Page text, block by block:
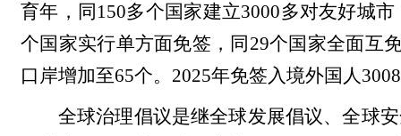
育年，同150多个国家建立3000多对友好城
个国家实行单方面免签，同29个国家全面互
口岸增加至65个。2025年免签入境外国人
全球治理倡议是继全球发展倡议、全球